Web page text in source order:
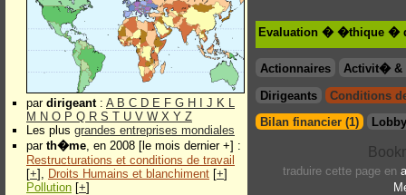
par dirigeant: A B C D E F G H J K L
M N O P Q R S T U V W X Y Z
Les plus grandes entreprises mondiales
par th�me, en 2008 [le mois dernier +] :
Restructurations et conditions de travail
[+], Droits Humains et blanchiment [+]
Pollution [+]
Evaluation � �thique �
Actionnaires
Activit� &
Dirigeants
Conditions
Bilan financier (1)
traduire cette page en